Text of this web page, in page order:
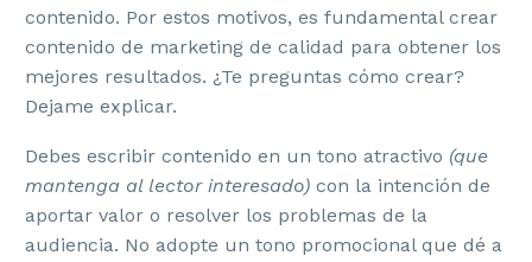
contenido. Por estos motivos, es fundamental crear
contenido de marketing de calidad para obtener los
mejores resultados. ¿Te preguntas cómo crear?
Dejame explicar.
Debes escribir contenido en un tono atractivo (que
mantenga al lector interesado) con la intención de
aportar valor o resolver los problemas de la
audiencia. No adopte un tono promocional que dé a